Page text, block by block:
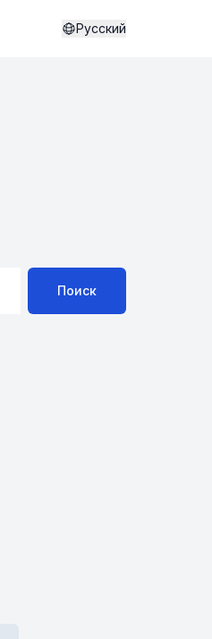
Русский
Поиск